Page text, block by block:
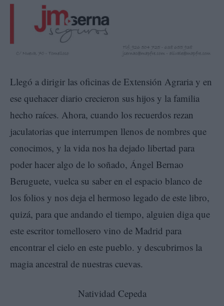
Llegó a dirigir las oficinas de Extensión Agraria y en
ese quehacer diario crecieron sus hijos y la familia
hecho raíces. Ahora, cuando los recuerdos rezan
jaculatorias que interrumpen llenos de nombres que
conocimos, y la vida nos ha dejado libertad para
poder hacer algo de lo soñado, Ángel Bernao
Beruguete, vuelca su saber en el espacio blanco de
los folios y nos deja el hermoso legado de este libro,
quizá, para que andando el tiempo, alguien diga que
este escritor tomellosero vino de Madrid para
encontrar el cielo en este pueblo. y descubrirnos la
magia ancestral de nuestras cuevas.
Natividad Cepeda